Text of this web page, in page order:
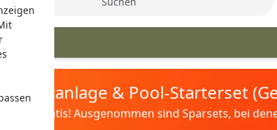
& Pool-Starterset
gratis! Ausgenommen sind Sparsets, bei